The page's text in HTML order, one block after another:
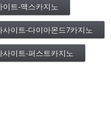
이트-맥스카지노
사이트-다이아몬드7카지노
사이트-퍼스트카지노